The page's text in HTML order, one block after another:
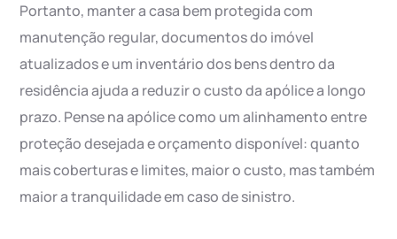
Portanto, manter a casa bem protegida com
manutenção regular, documentos do imóvel
atualizados e um inventário dos bens dentro da
residência ajuda a reduzir o custo da apólice a longo
prazo. Pense na apólice como um alinhamento entre
proteção desejada e orçamento disponível: quanto
mais coberturas e limites, maior o custo, mas também
maior a tranquilidade em caso de sinistro.